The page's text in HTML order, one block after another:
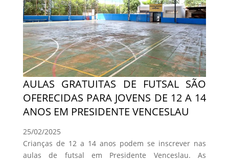
AULAS GRATUITAS DE FUTSAL SÃO
OFERECIDAS PARA JOVENS DE 12 A 14
ANOS EM PRESIDENTE VENCESLAU
25/02/2025
Crianças de 12 a 14 anos podem se inscrever nas
aulas de futsal em Presidente Venceslau. As